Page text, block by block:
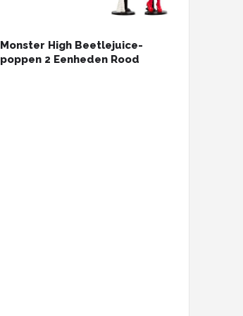
Monster High Beetlejuice-
poppen 2 Eenheden Rood